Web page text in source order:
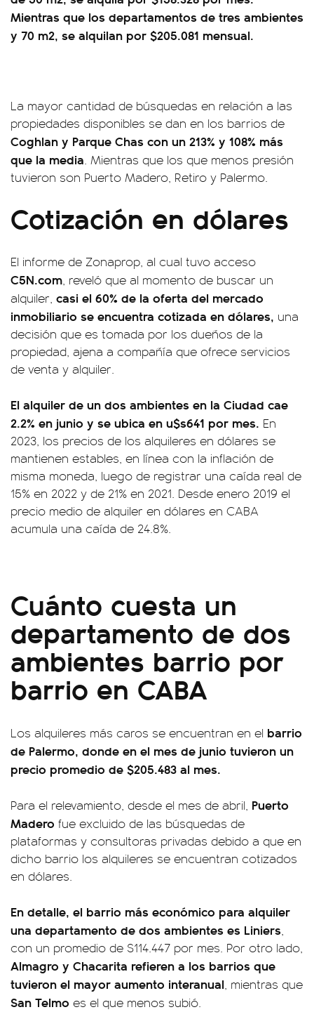
Mientras que los departamentos de tres ambientes
y 70 m2, se alquilan por $205.081 mensual.
La mayor cantidad de búsquedas en relación a las
propiedades disponibles se dan en los barrios de
Coghlan y Parque Chas con un 213% y 108% más
que la media. Mientras que los que menos presión
tuvieron son Puerto Madero, Retiro y Palermo.
Cotización en dólares
El informe de Zonaprop, al cual tuvo acceso
C5N.com, reveló que al momento de buscar un
alquiler, casi el 60% de la oferta del mercado
inmobiliario se encuentra cotizada en dólares, una
decisión que es tomada por los dueños de la
propiedad, ajena a compañía que ofrece servicios
de venta y alquiler.
El alquiler de un dos ambientes en la Ciudad cae
2.2% en junio y se ubica en u$s641 por mes. En
2023, los precios de los alquileres en dólares se
mantienen estables, en línea con la inflación de
misma moneda, luego de registrar una caída real de
15% en 2022 y de 21% en 2021. Desde enero 2019 el
precio medio de alquiler en dólares en CABA
acumula una caída de 24.8%.
Cuánto cuesta un
departamento de dos
ambientes barrio por
barrio en CABA
Los alquileres más caros se encuentran en el barrio
de Palermo, donde en el mes de junio tuvieron un
precio promedio de $205.483 al mes.
Para el relevamiento, desde el mes de abril, Puerto
Madero fue excluido de las búsquedas de
plataformas y consultoras privadas debido a que en
dicho barrio los alquileres se encuentran cotizados
en dólares.
En detalle, el barrio más económico para alquiler
una departamento de dos ambientes es Liniers,
con un promedio de $114.447 por mes. Por otro lado,
Almagro y Chacarita refieren a los barrios que
tuvieron el mayor aumento interanual, mientras que
San Telmo es el que menos subió.